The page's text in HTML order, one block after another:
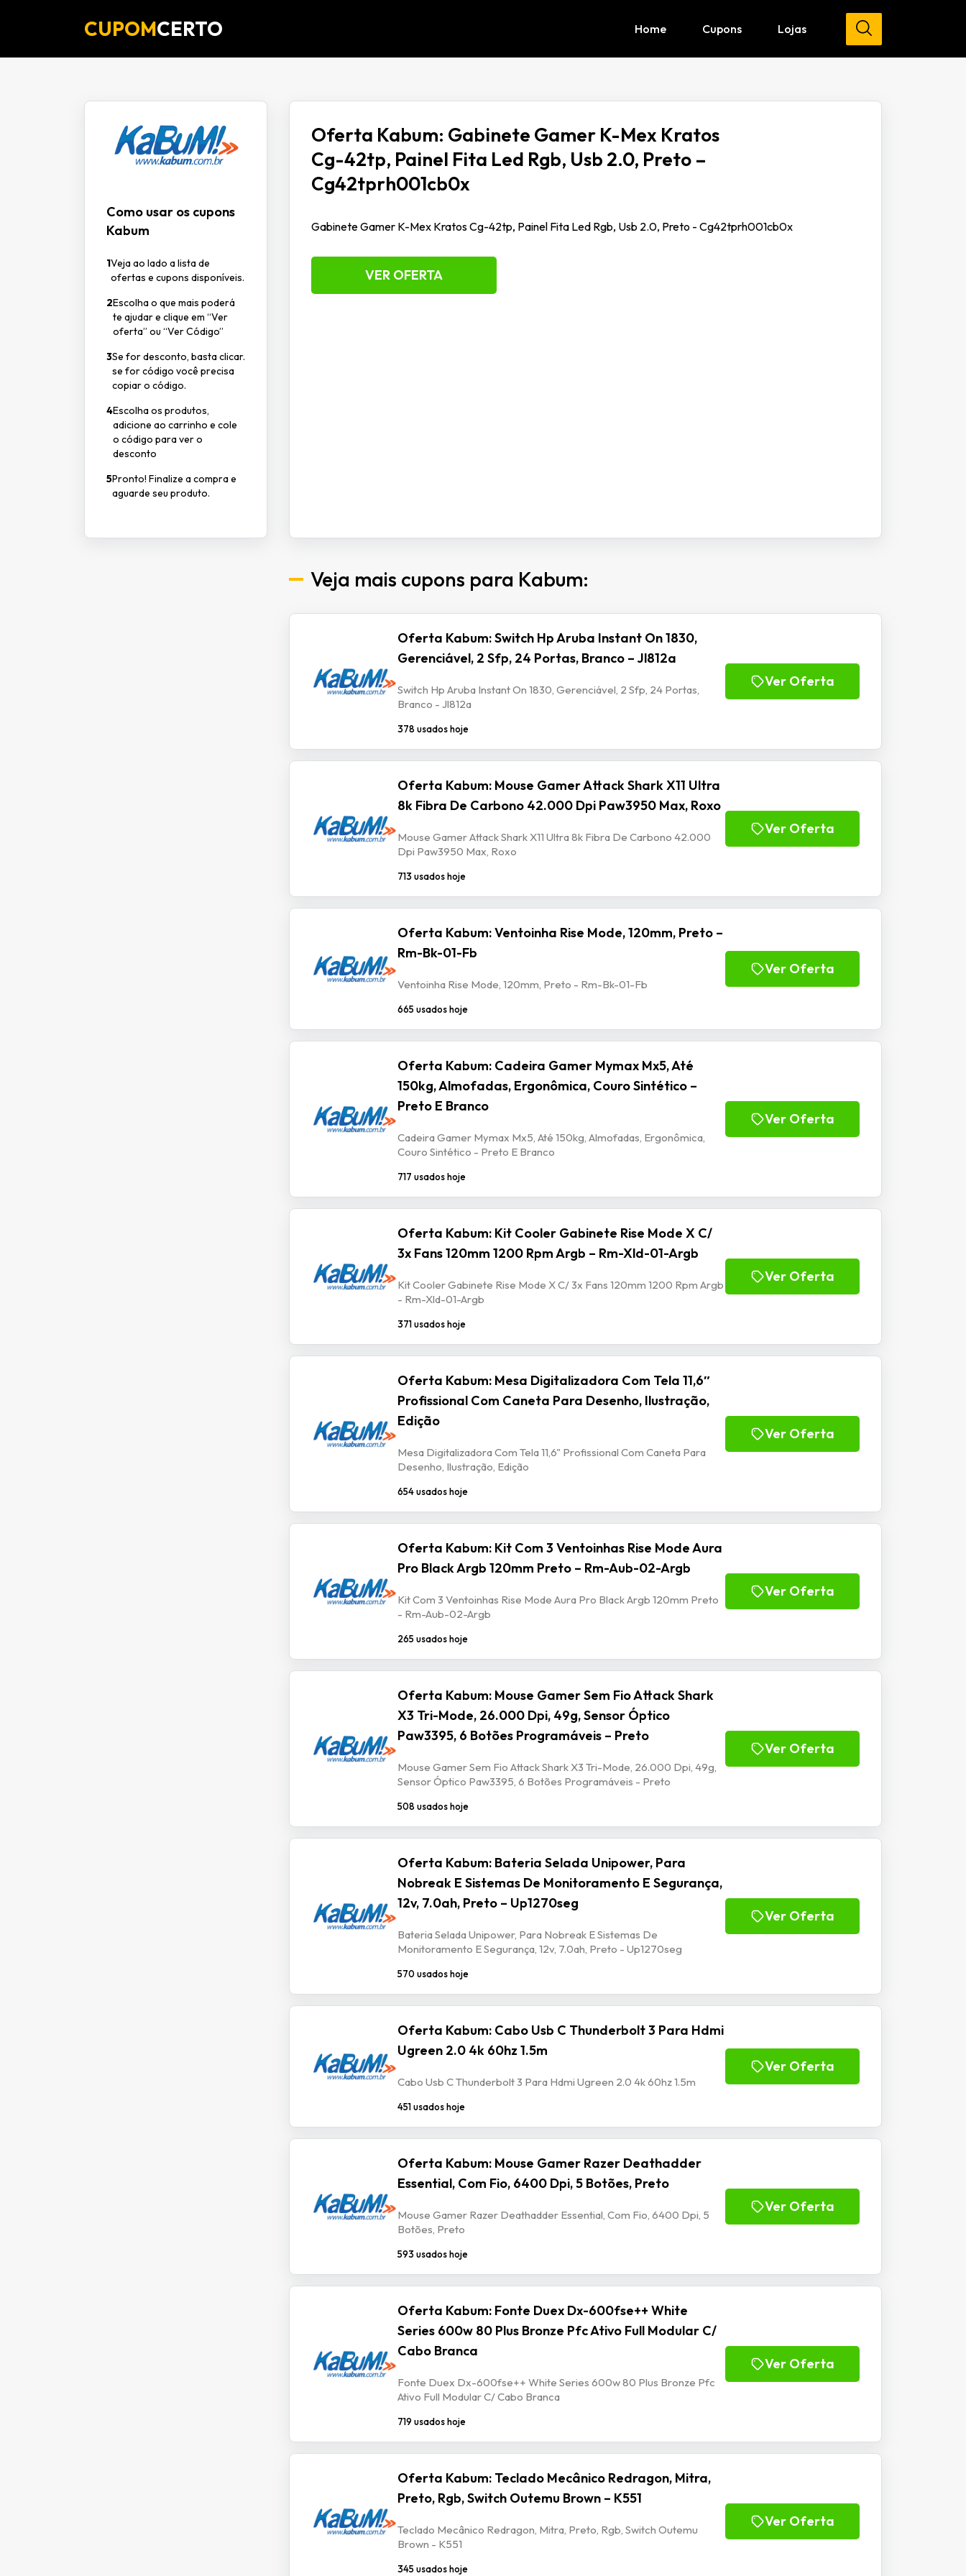
CUPOMCERTO Home Cupons Lojas
Como usar os cupons
Kabum
1Veja ao lado a lista de
ofertas e cupons disponíveis.
2Escolha o que mais poderá
te ajudar e clique em “Ver
oferta” ou “Ver Código”
3Se for desconto, basta clicar.
se for código você precisa
copiar o código.
4Escolha os produtos,
adicione ao carrinho e cole
o código para ver o
desconto
5Pronto! Finalize a compra e
aguarde seu produto.
Oferta Kabum: Gabinete Gamer K-Mex Kratos
Cg-42tp, Painel Fita Led Rgb, Usb 2.0, Preto –
Cg42tprh001cb0x
Gabinete Gamer K-Mex Kratos Cg-42tp, Painel Fita Led Rgb, Usb 2.0, Preto - Cg42tprh001cb0x
VER OFERTA
Veja mais cupons para Kabum:
Oferta Kabum: Switch Hp Aruba Instant On 1830,
Gerenciável, 2 Sfp, 24 Portas, Branco – Jl812a
Switch Hp Aruba Instant On 1830, Gerenciável, 2 Sfp, 24 Portas,
Branco - Jl812a
378 usados hoje
Ver Oferta
Oferta Kabum: Mouse Gamer Attack Shark X11 Ultra
8k Fibra De Carbono 42.000 Dpi Paw3950 Max, Roxo
Mouse Gamer Attack Shark X11 Ultra 8k Fibra De Carbono 42.000
Dpi Paw3950 Max, Roxo
713 usados hoje
Ver Oferta
Oferta Kabum: Ventoinha Rise Mode, 120mm, Preto –
Rm-Bk-01-Fb
Ventoinha Rise Mode, 120mm, Preto - Rm-Bk-01-Fb
665 usados hoje
Ver Oferta
Oferta Kabum: Cadeira Gamer Mymax Mx5, Até
150kg, Almofadas, Ergonômica, Couro Sintético –
Preto E Branco
Cadeira Gamer Mymax Mx5, Até 150kg, Almofadas, Ergonômica,
Couro Sintético - Preto E Branco
717 usados hoje
Ver Oferta
Oferta Kabum: Kit Cooler Gabinete Rise Mode X C/
3x Fans 120mm 1200 Rpm Argb – Rm-Xld-01-Argb
Kit Cooler Gabinete Rise Mode X C/ 3x Fans 120mm 1200 Rpm Argb
- Rm-Xld-01-Argb
371 usados hoje
Ver Oferta
Oferta Kabum: Mesa Digitalizadora Com Tela 11,6″
Profissional Com Caneta Para Desenho, Ilustração,
Edição
Mesa Digitalizadora Com Tela 11,6" Profissional Com Caneta Para
Desenho, Ilustração, Edição
654 usados hoje
Ver Oferta
Oferta Kabum: Kit Com 3 Ventoinhas Rise Mode Aura
Pro Black Argb 120mm Preto – Rm-Aub-02-Argb
Kit Com 3 Ventoinhas Rise Mode Aura Pro Black Argb 120mm Preto
- Rm-Aub-02-Argb
265 usados hoje
Ver Oferta
Oferta Kabum: Mouse Gamer Sem Fio Attack Shark
X3 Tri-Mode, 26.000 Dpi, 49g, Sensor Óptico
Paw3395, 6 Botões Programáveis – Preto
Mouse Gamer Sem Fio Attack Shark X3 Tri-Mode, 26.000 Dpi, 49g,
Sensor Óptico Paw3395, 6 Botões Programáveis - Preto
508 usados hoje
Ver Oferta
Oferta Kabum: Bateria Selada Unipower, Para
Nobreak E Sistemas De Monitoramento E Segurança,
12v, 7.0ah, Preto – Up1270seg
Bateria Selada Unipower, Para Nobreak E Sistemas De
Monitoramento E Segurança, 12v, 7.0ah, Preto - Up1270seg
570 usados hoje
Ver Oferta
Oferta Kabum: Cabo Usb C Thunderbolt 3 Para Hdmi
Ugreen 2.0 4k 60hz 1.5m
Cabo Usb C Thunderbolt 3 Para Hdmi Ugreen 2.0 4k 60hz 1.5m
451 usados hoje
Ver Oferta
Oferta Kabum: Mouse Gamer Razer Deathadder
Essential, Com Fio, 6400 Dpi, 5 Botões, Preto
Mouse Gamer Razer Deathadder Essential, Com Fio, 6400 Dpi, 5
Botões, Preto
593 usados hoje
Ver Oferta
Oferta Kabum: Fonte Duex Dx-600fse++ White
Series 600w 80 Plus Bronze Pfc Ativo Full Modular C/
Cabo Branca
Fonte Duex Dx-600fse++ White Series 600w 80 Plus Bronze Pfc
Ativo Full Modular C/ Cabo Branca
719 usados hoje
Ver Oferta
Oferta Kabum: Teclado Mecânico Redragon, Mitra,
Preto, Rgb, Switch Outemu Brown – K551
Teclado Mecânico Redragon, Mitra, Preto, Rgb, Switch Outemu
Brown - K551
345 usados hoje
Ver Oferta